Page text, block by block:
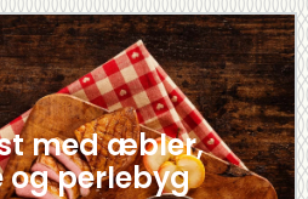
med æbler,
og perlebyg